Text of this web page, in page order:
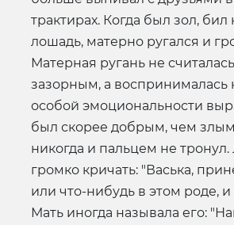
трактирах. Когда был зол, бил
лошадь, матерно ругался и
Матерная ругань не
зазорным, а воспринималась
особой эмоциональности
был скорее добрым, чем
никогда и пальцем не
громко кричать: "Васька,
или что-нибудь в этом роде, и
Мать иногда называла его: